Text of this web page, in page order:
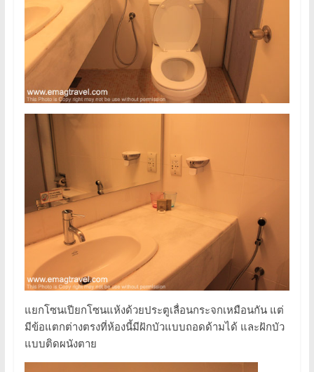
แยกโซนเปียกโซนแห้งด้วยประตูเลื่อนกระจกเหมือนกัน แต่
มีข้อแตกต่างตรงที่ห้องนี้มีฝักบัวแบบถอดด้ามได้ และฝักบัว
แบบติดผนังตาย